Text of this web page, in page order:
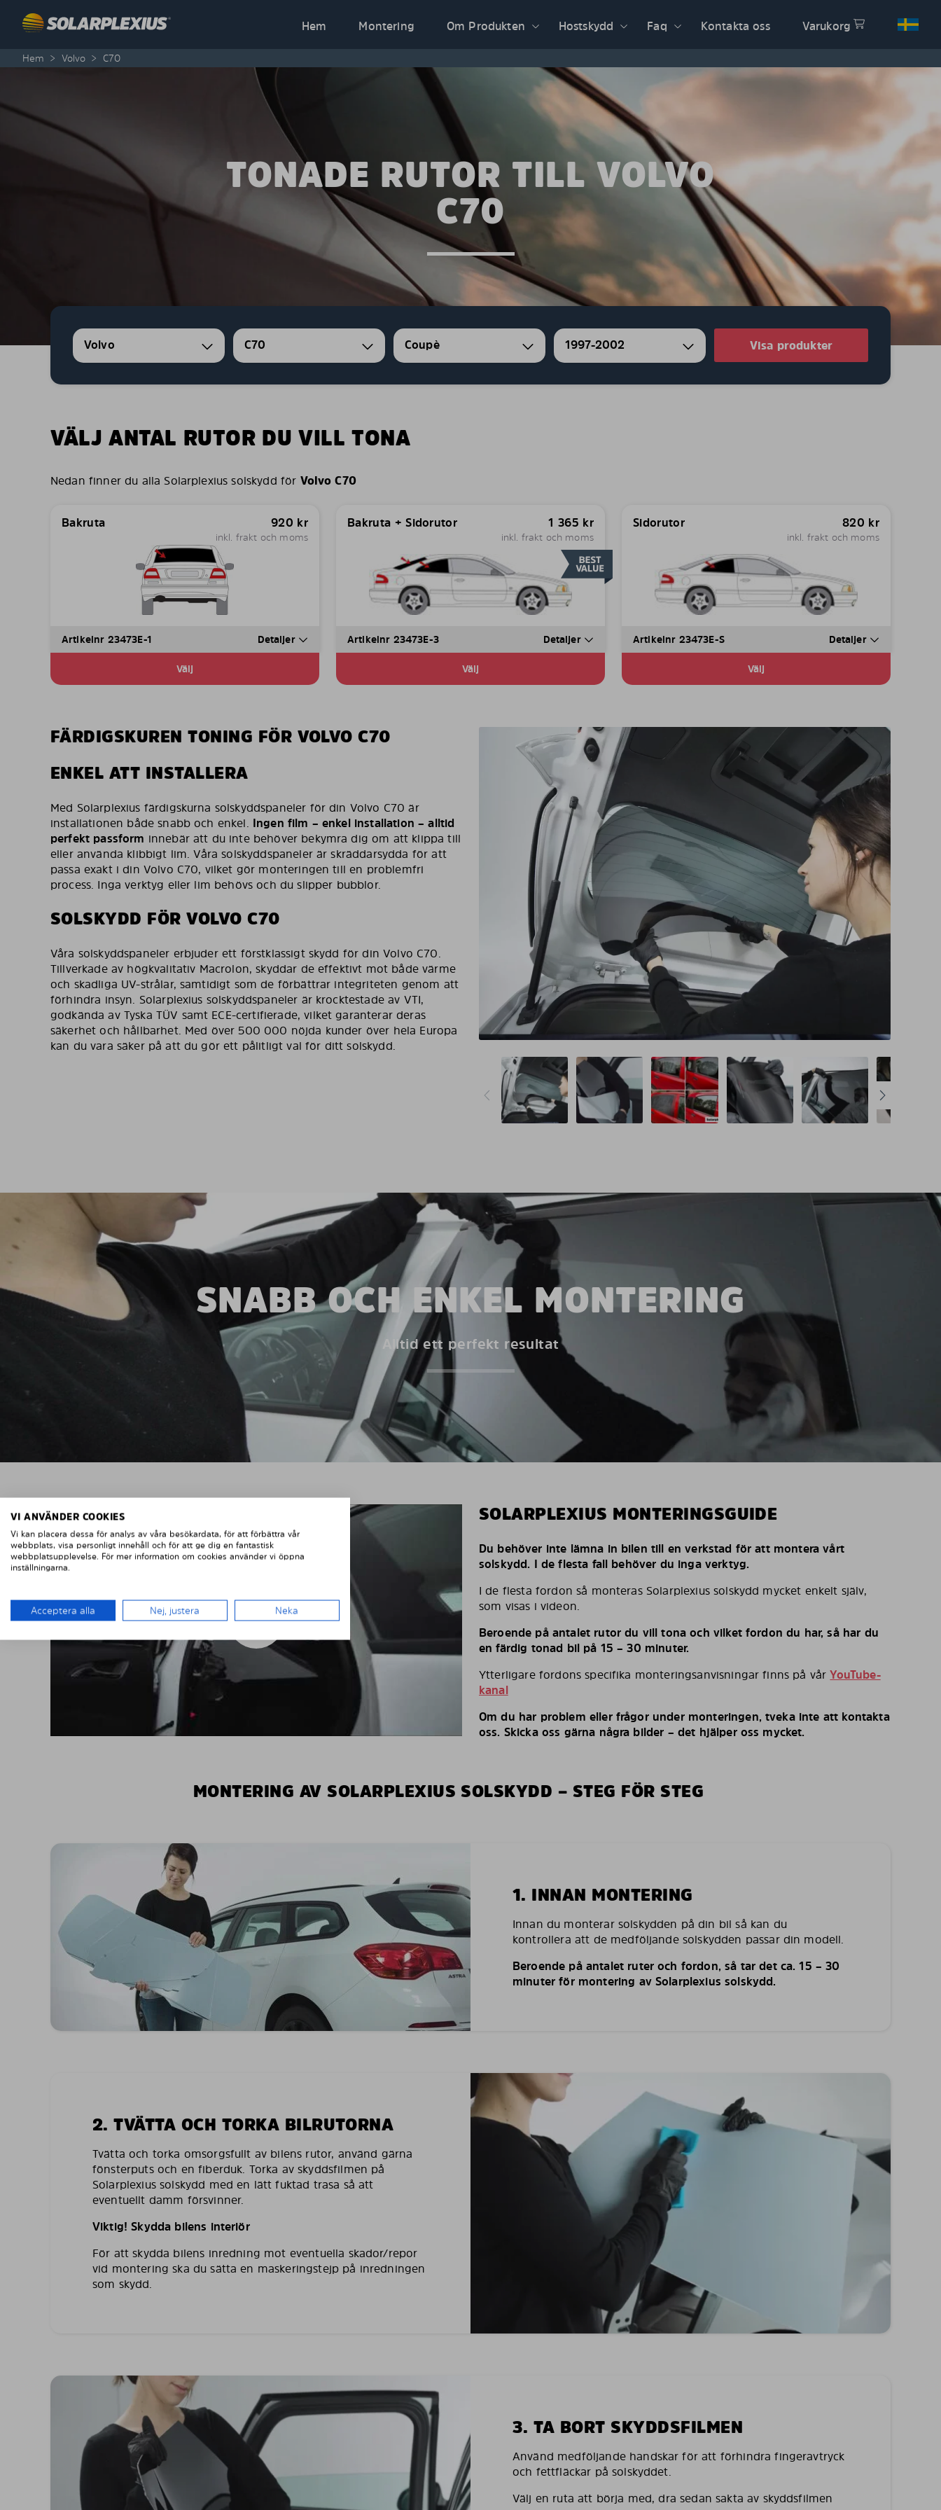
Hem
Montering Om Produkten Hostskydd Faq Kontakta oss Varukorg
Hem > Volvo > C70
TONADE RUTOR TILL VOLVO
C70
Volvo C70 Coupè 1997-2002 Visa produkter
VÄLJ ANTAL RUTOR DU VILL TONA
Nedan finner du alla Solarplexius solskydd för Volvo C70
Bakruta 920 kr
inkl. frakt och moms
Artikelnr 23473E-1 Detaljer
Välj
Bakruta + Sidorutor 1 365 kr
inkl. frakt och moms
Artikelnr 23473E-3 Detaljer
Välj
Sidorutor 820 kr
inkl. frakt och moms
Artikelnr 23473E-S Detaljer
Välj
FÄRDIGSKUREN TONING FÖR VOLVO C70
ENKEL ATT INSTALLERA
Med Solarplexius färdigskurna solskyddspaneler för din Volvo C70 är
installationen både snabb och enkel. Ingen film – enkel installation – alltid
perfekt passform innebär att du inte behöver bekymra dig om att klippa till
eller använda klibbigt lim. Våra solskyddspaneler är skräddarsydda för att
passa exakt i din Volvo C70, vilket gör monteringen till en problemfri
process. Inga verktyg eller lim behövs och du slipper bubblor.
SOLSKYDD FÖR VOLVO C70
Våra solskyddspaneler erbjuder ett förstklassigt skydd för din Volvo C70.
Tillverkade av högkvalitativ Macrolon, skyddar de effektivt mot både värme
och skadliga UV-strålar, samtidigt som de förbättrar integriteten genom att
förhindra insyn. Solarplexius solskyddspaneler är krocktestade av VTI,
godkända av Tyska TÜV samt ECE-certifierade, vilket garanterar deras
säkerhet och hållbarhet. Med över 500 000 nöjda kunder över hela Europa
kan du vara säker på att du gör ett pålitligt val för ditt solskydd.
SNABB OCH ENKEL MONTERING
Alltid ett perfekt resultat
SOLARPLEXIUS MONTERINGSGUIDE
Du behöver inte lämna in bilen till en verkstad för att montera vårt
solskydd. I de flesta fall behöver du inga verktyg.
I de flesta fordon så monteras Solarplexius solskydd mycket enkelt själv,
som visas i videon.
Beroende på antalet rutor du vill tona och vilket fordon du har, så har du
en färdig tonad bil på 15 – 30 minuter.
Ytterligare fordons specifika monteringsanvisningar finns på vårYouTube-
kanal
Om du har problem eller frågor under monteringen, tveka inte att kontakta
oss. Skicka oss gärna några bilder – det hjälper oss mycket.
MONTERING AV SOLARPLEXIUS SOLSKYDD – STEG FÖR STEG
1. INNAN MONTERING
Innan du monterar solskydden på din bil så kan du
kontrollera att de medföljande solskydden passar din modell.
Beroende på antalet ruter och fordon, så tar det ca. 15 – 30
minuter för montering av Solarplexius solskydd.
2. TVÄTTA OCH TORKA BILRUTORNA
Tvätta och torka omsorgsfullt av bilens rutor, använd gärna
fönsterputs och en fiberduk. Torka av skyddsfilmen på
Solarplexius solskydd med en lätt fuktad trasa så att
eventuellt damm försvinner.
Viktig! Skydda bilens interiör
För att skydda bilens inredning mot eventuella skador/repor
vid montering ska du sätta en maskeringstejp på inredningen
som skydd.
3. TA BORT SKYDDSFILMEN
Använd medföljande handskar för att förhindra fingeravtryck
och fettfläckar på solskyddet.
Välj en ruta att börja med, dra sedan sakta av skyddsfilmen
VI ANVÄNDER COOKIES
Vi kan placera dessa för analys av våra besökardata, för att förbättra vår
webbplats, visa personligt innehåll och för att ge dig en fantastisk
webbplatsupplevelse. För mer information om cookies använder vi öppna
inställningarna.
Acceptera alla Nej, justera Neka